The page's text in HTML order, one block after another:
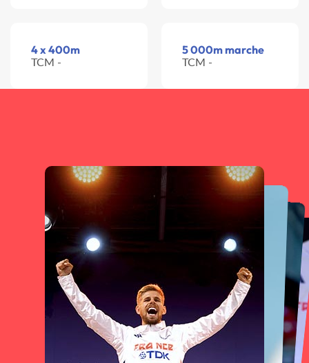
4 x 400m
TCM -
5 000m marche
TCM -